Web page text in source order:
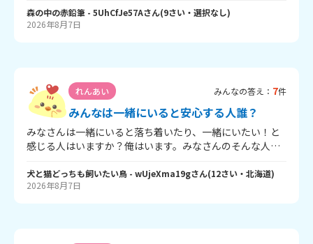
きみたいです。 好きバレ寸前的なやつ❤️ 図書館(学校附属
の)でオナクラの子が、(男子) 「森の中の赤鉛筆はMと付き
にも心理テストやったら両思い度100%(たぶん) とでて告
白しようかなせれるかなと休み時間は、 それのことで結構
考えているので、両思いかどうか 回答待ってますので楽し
みにしています。 それじゃあバイバーイ
森の中の赤鉛筆 - 5UhCfJe57Aさん(9さい・ 選択なし)
2026年8月7日
れんあい みんなの答え： 7件
みんなは一緒にいると安心する人誰？
みなさんは一緒にいると落ち着いたり、一緒にいたい！と
感じる人はいますか？俺はいます。みなさんのそんな人教
彼女とか彼氏いる人って親に言ってる？俺は言ってない)
犬と猫どっちも飼いたい鳥 - wUjeXma19gさん(12さい・ 北海道)
2026年8月7日